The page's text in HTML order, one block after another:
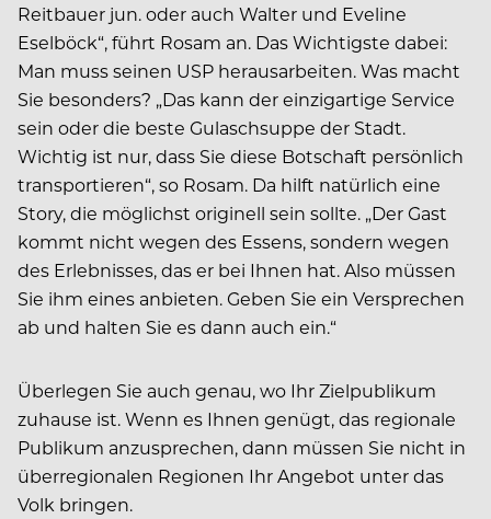
Reitbauer jun. oder auch Walter und Eveline
Eselböck“, führt Rosam an. Das Wichtigste dabei:
Man muss seinen USP herausarbeiten. Was macht
Sie besonders? „Das kann der einzigartige Service
sein oder die beste Gulaschsuppe der Stadt.
Wichtig ist nur, dass Sie diese Botschaft persönlich
transportieren“, so Rosam. Da hilft natürlich eine
Story, die möglichst originell sein sollte. „Der Gast
kommt nicht wegen des Essens, sondern wegen
des Erlebnisses, das er bei Ihnen hat. Also müssen
Sie ihm eines anbieten. Geben Sie ein Versprechen
ab und halten Sie es dann auch ein.“
Überlegen Sie auch genau, wo Ihr Zielpublikum
zuhause ist. Wenn es Ihnen genügt, das regionale
Publikum anzusprechen, dann müssen Sie nicht in
überregionalen Regionen Ihr Angebot unter das
Volk bringen.